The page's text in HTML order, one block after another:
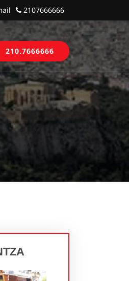
2107666666
210.7666666